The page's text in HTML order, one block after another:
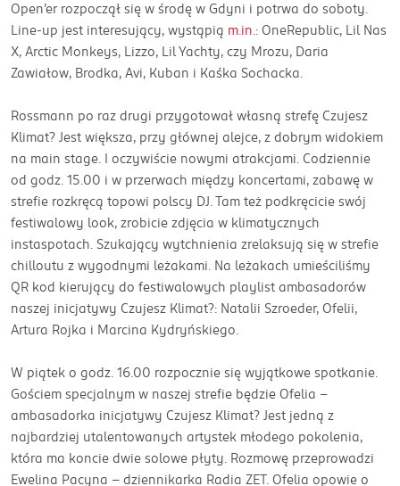
Open’er rozpoczął się w środę w Gdyni i potrwa do soboty.
Line-up jest interesujący, wystąpią m.in .: OneRepublic, Lil Nas
X, Arctic Monkeys, Lizzo, Lil Yachty, czy Mrozu, Daria
Zawiałow, Brodka, Avi, Kuban i Kaśka Sochacka.
Rossmann po raz drugi przygotował własną strefę Czujesz
Klimat? Jest większa, przy głównej alejce, z dobrym widokiem
na main stage. I oczywiście nowymi atrakcjami. Codziennie
od godz. 15.00 i w przerwach między koncertami, zabawę w
strefie rozkręcą topowi polscy DJ. Tam też podkręcicie swój
festiwalowy look, zrobicie zdjęcia w klimatycznych
instaspotach. Szukający wytchnienia zrelaksują się w strefie
chilloutu z wygodnymi leżakami. Na leżakach umieściliśmy
QR kod kierujący do festiwalowych playlist ambasadorów
naszej inicjatywy Czujesz Klimat?: Natalii Szroeder, Ofelii,
Artura Rojka i Marcina Kydryńskiego.
W piątek o godz. 16.00 rozpocznie się wyjątkowe spotkanie.
Gościem specjalnym w naszej strefie będzie Ofelia –
ambasadorka inicjatywy Czujesz Klimat? Jest jedną z
najbardziej utalentowanych artystek młodego pokolenia,
która ma koncie dwie solowe płyty. Rozmowę przeprowadzi
Ewelina Pacyna – dziennikarka Radia ZET. Ofelia opowie o